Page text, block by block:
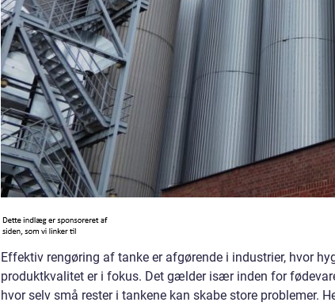
Effektiv rengøring af tanke er afgørende i industrier, hvor
produktkvalitet er i fokus. Det gælder især inden for
hvor selv små rester i tankene kan skabe store problemer.